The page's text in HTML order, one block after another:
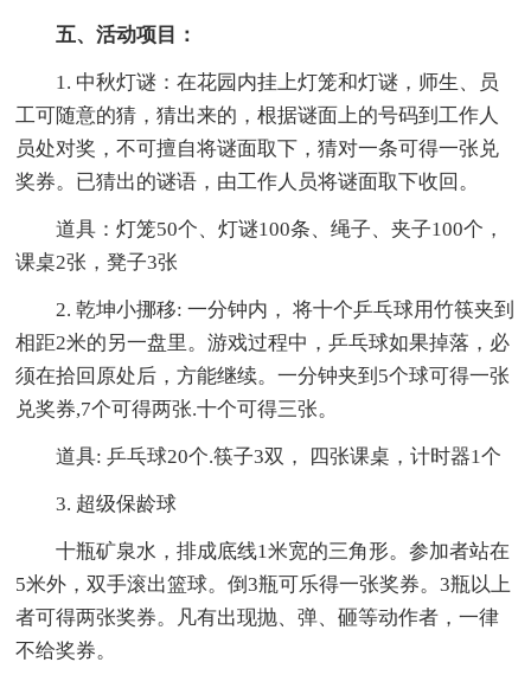
五、活动项目：
1. 中秋灯谜：在花园内挂上灯笼和灯谜，师生、员
工可随意的猜，猜出来的，根据谜面上的号码到工作人
员处对奖，不可擅自将谜面取下，猜对一条可得一张兑
奖券。已猜出的谜语，由工作人员将谜面取下收回。
道具：灯笼50个、灯谜100条、绳子、夹子100个，
课桌2张，凳子3张
2. 乾坤小挪移: 一分钟内， 将十个乒乓球用竹筷夹到
相距2米的另一盘里。游戏过程中，乒乓球如果掉落，必
须在拾回原处后，方能继续。一分钟夹到5个球可得一张
兑奖券,7个可得两张.十个可得三张。
道具: 乒乓球20个.筷子3双， 四张课桌，计时器1个
3. 超级保龄球
十瓶矿泉水，排成底线1米宽的三角形。参加者站在
5米外，双手滚出篮球。倒3瓶可乐得一张奖券。3瓶以上
者可得两张奖券。凡有出现抛、弹、砸等动作者，一律
不给奖券。